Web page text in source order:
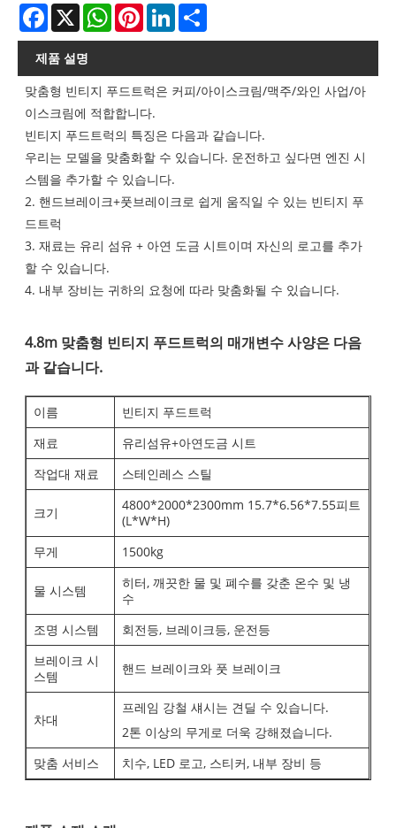
Facebook
X WhatsAppPinterestLinkedIn
제품 설명
맞춤형 빈티지 푸드트럭은 커피/아이스크림/맥주/와인 사업/아
이스크림에 적합합니다.
빈티지 푸드트럭의 특징은 다음과 같습니다.
우리는 모델을 맞춤화할 수 있습니다. 운전하고 싶다면 엔진 시
스템을 추가할 수 있습니다.
2. 핸드브레이크+풋브레이크로 쉽게 움직일 수 있는 빈티지 푸
드트럭
3. 재료는 유리 섬유 + 아연 도금 시트이며 자신의 로고를 추가
할 수 있습니다.
4. 내부 장비는 귀하의 요청에 따라 맞춤화될 수 있습니다.
4.8m 맞춤형 빈티지 푸드트럭의 매개변수 사양은 다음
과 같습니다.
이름
빈티지 푸드트럭
재료
유리섬유+아연도금 시트
작업대 재료
스테인레스 스틸
크기
4800*2000*2300mm 15.7*6.56*7.55피트
(L*W*H)
무게
1500kg
물 시스템
히터, 깨끗한 물 및 폐수를 갖춘 온수 및 냉
수
조명 시스템
회전등, 브레이크등, 운전등
브레이크 시
스템
핸드 브레이크와 풋 브레이크
차대
프레임 강철 섀시는 견딜 수 있습니다.
2톤 이상의 무게로 더욱 강해졌습니다.
맞춤 서비스
치수, LED 로고, 스티커, 내부 장비 등